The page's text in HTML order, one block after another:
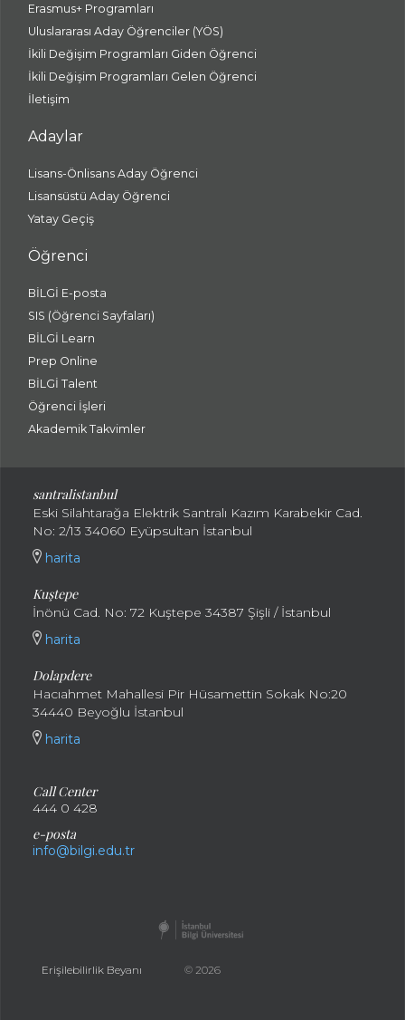
Erasmus+ Programları
Uluslararası Aday Öğrenciler (YÖS)
İkili Değişim Programları Giden Öğrenci
İkili Değişim Programları Gelen Öğrenci
İletişim
Adaylar
Lisans-Önlisans Aday Öğrenci
Lisansüstü Aday Öğrenci
Yatay Geçiş
Öğrenci
BİLGİ E-posta
SIS (Öğrenci Sayfaları)
BİLGİ Learn
Prep Online
BİLGİ Talent
Öğrenci İşleri
Akademik Takvimler
santralistanbul
Eski Silahtarağa Elektrik Santralı Kazım Karabekir Cad.
No: 2/13 34060 Eyüpsultan İstanbul
harita
Kuştepe
İnönü Cad. No: 72 Kuştepe 34387 Şişli / İstanbul
harita
Dolapdere
Hacıahmet Mahallesi Pir Hüsamettin Sokak No:20
34440 Beyoğlu İstanbul
harita
Call Center
444 0 428
e-posta
info@bilgi.edu.tr
Erişilebilirlik Beyanı © 2026